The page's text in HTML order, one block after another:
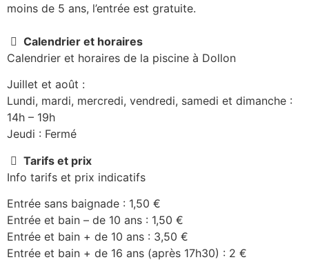
moins de 5 ans, l’entrée est gratuite.
Calendrier et horaires
Calendrier et horaires de la piscine à Dollon
Juillet et août :
Lundi, mardi, mercredi, vendredi, samedi et dimanche :
14h – 19h
Jeudi : Fermé
Tarifs et prix
Info tarifs et prix indicatifs
Entrée sans baignade : 1,50 €
Entrée et bain – de 10 ans : 1,50 €
Entrée et bain + de 10 ans : 3,50 €
Entrée et bain + de 16 ans (après 17h30) : 2 €